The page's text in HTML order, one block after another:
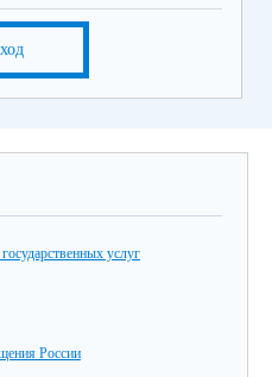
услуг
России